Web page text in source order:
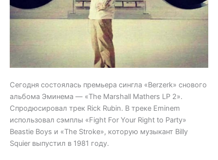
Сегодня состоялась премьера сингла «Berzerk» снового
альбома Эминема — «The Marshall Mathers LP 2».
Спродюсировал трек Rick Rubin. В треке Eminem
использовал сэмплы «Fight For Your Right to Party»
Beastie Boys и «The Stroke», которую музыкант Billy
Squier выпустил в 1981 году.